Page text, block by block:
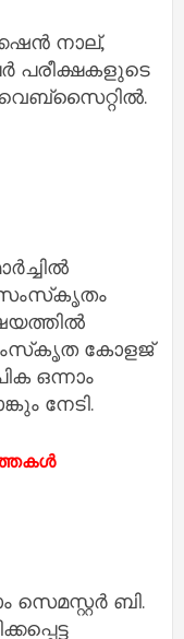
നാല്,
പരീക്ഷകളുടെ
വെബ്‌സൈറ്റില്‍.
സംസ്‌കൃതം
കോളജ്
ഒന്നാം
നേടി.
ബി.